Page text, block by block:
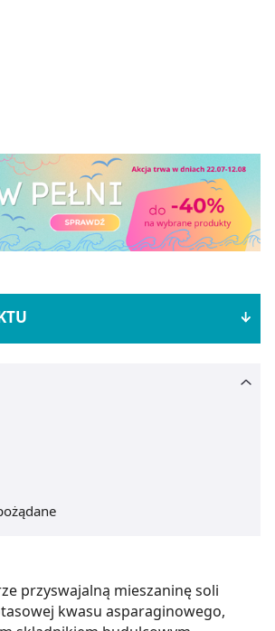
przyswajalną mieszaninę soli
kwasu asparaginowego,